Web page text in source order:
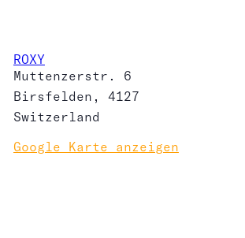
ROXY
Muttenzerstr. 6
Birsfelden ,
4127
Switzerland
Google Karte anzeigen